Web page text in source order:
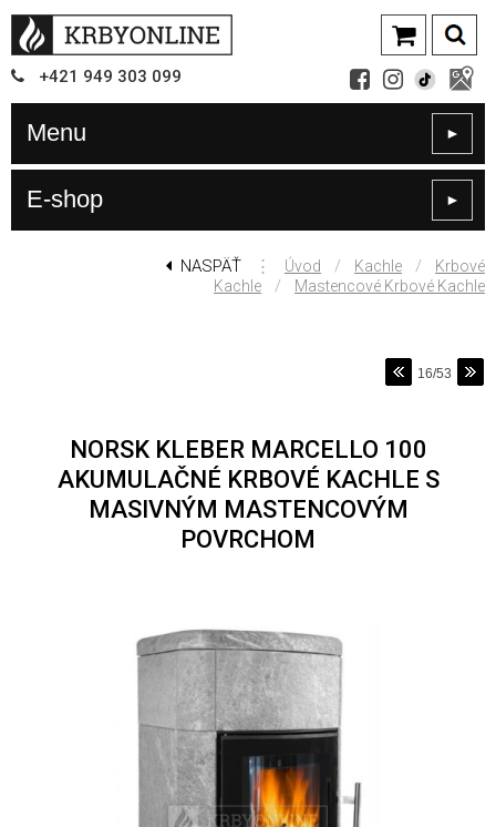
+421 949 303 099
Menu ►
E-shop ►
NASPÄŤ ⋮ Úvod / Kachle /
Krbové
Kachle
/ Mastencové Krbové Kachle
16/53
NORSK KLEBER MARCELLO 100
AKUMULAČNÉ KRBOVÉ KACHLE S
MASIVNÝM MASTENCOVÝM
POVRCHOM